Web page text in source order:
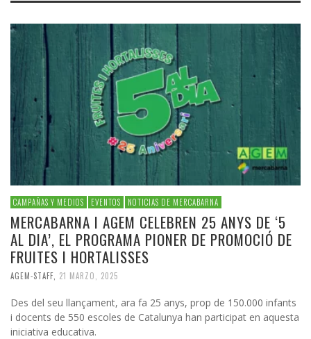
CAMPAÑAS Y MEDIOS EVENTOS NOTICIAS DE MERCABARNA
MERCABARNA I AGEM CELEBREN 25 ANYS DE ‘5
AL DIA’, EL PROGRAMA PIONER DE PROMOCIÓ DE
FRUITES I HORTALISSES
AGEM-STAFF 21 MARZO, 2025
Des del seu llançament, ara fa 25 anys, prop de 150.000 infants
i docents de 550 escoles de Catalunya han participat en aquesta
iniciativa educativa.